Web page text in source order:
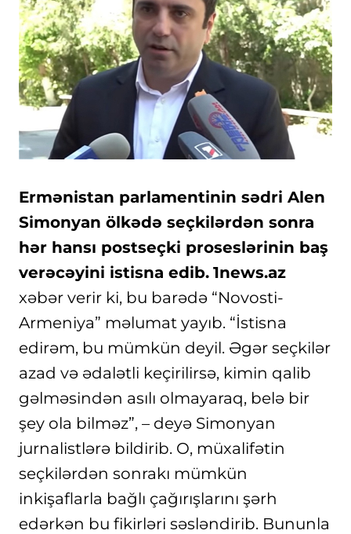
Ermənistan parlamentinin sədri Alen
Simonyan ölkədə seçkilərdən sonra
hər hansı postseçki proseslərinin baş
verəcəyini istisna edib. 1news.az
xəbər verir ki, bu barədə “Novosti-
Armeniya” məlumat yayıb. “İstisna
edirəm, bu mümkün deyil. Əgər seçkilər
azad və ədalətli keçirilirsə, kimin qalib
gəlməsindən asılı olmayaraq, belə bir
şey ola bilməz”, – deyə Simonyan
jurnalistlərə bildirib. O, müxalifətin
seçkilərdən sonrakı mümkün
inkişaflarla bağlı çağırışlarını şərh
edərkən bu fikirləri səsləndirib. Bununla